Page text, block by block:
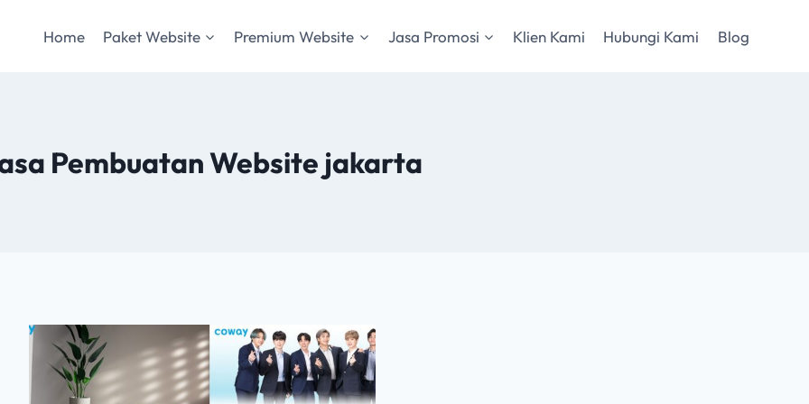
Home Paket Website Premium Website Jasa Promosi Klien Kami Hubungi Kami Blog
Pembuatan Website jakarta